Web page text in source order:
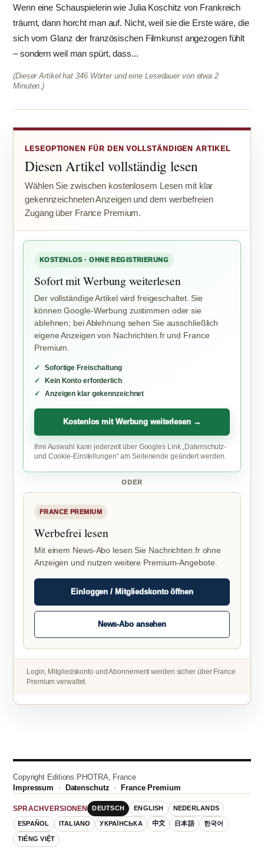
Wenn eine Schauspielerin wie Julia Koschitz von Frankreich
träumt, dann horcht man auf. Nicht, weil sie die Erste wäre, die
sich vom Glanz der französischen Filmkunst angezogen fühlt
– sondern weil man spürt, dass...
(Dieser Artikel hat 346 Wörter und eine Lesedauer von etwa 2
Minuten.)
LESEOPTIONEN FÜR DEN VOLLSTÄNDIGEN ARTIKEL
Diesen Artikel vollständig lesen
Wählen Sie zwischen kostenlosem Lesen mit klar
gekennzeichneten Anzeigen und dem werbefreien
Zugang über France Premium.
KOSTENLOS · OHNE REGISTRIERUNG
Sofort mit Werbung weiterlesen
Der vollständige Artikel wird freigeschaltet. Sie
können Google-Werbung zustimmen oder sie
ablehnen; bei Ablehnung sehen Sie ausschließlich
eigene Anzeigen von Nachrichten.fr und France
Premium.
Sofortige Freischaltung
Kein Konto erforderlich
Anzeigen klar gekennzeichnet
Kostenlos mit Werbung weiterlesen →
Ihre Auswahl kann jederzeit über Googles Link „Datenschutz-
und Cookie-Einstellungen“ am Seitenende geändert werden.
ODER
FRANCE PREMIUM
Werbefrei lesen
Mit einem News-Abo lesen Sie Nachrichten.fr ohne
Anzeigen und nutzen weitere Premium-Angebote.
Einloggen / Mitgliedskonto öffnen
News-Abo ansehen
Login, Mitgliedskonto und Abonnement werden sicher über France
Premium verwaltet.
Copyright Editions PHOTRA, France
Impressum · Datenschutz ·France Premium
SPRACHVERSIONEN DEUTSCH ENGLISH NEDERLANDS
ESPAÑOL ITALIANO УКРАЇНСЬКА 中文 日本語 한국어
TIẾNG VIỆT